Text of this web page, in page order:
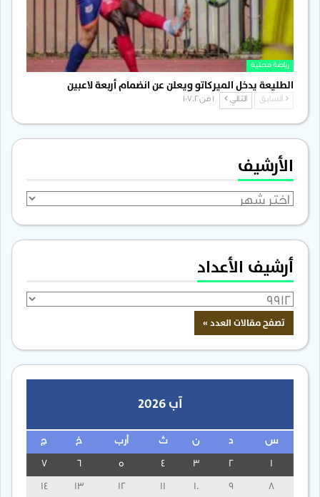
رياضة محلية
الطليعة يدخل الميركاتو ويعلن عن انضمام أربعة لاعبين
السابق التالي
الأرشيف
الأرشيف
أرشيف الأعداد
آب 2026
س ن ث أرب خ ج
3
13
14